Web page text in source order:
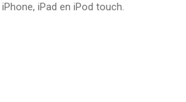
iPad en iPod touch.